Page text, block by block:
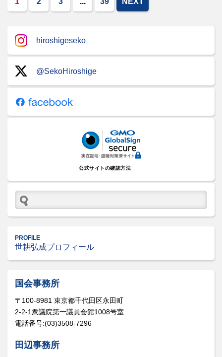
hiroshigeseko
@SekoHiroshige
公式サイトの確認方法
PROFILE
世耕弘成プロフィール
国会事務所
〒100-8981 東京都千代田区永田町
2-2-1衆議院第一議員会館1008号室
電話番号:(03)3508-7296
田辺事務所